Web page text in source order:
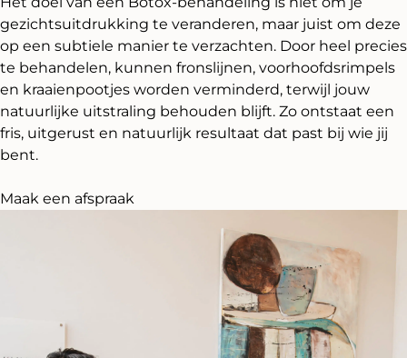
gezichtsuitdrukking te veranderen, maar juist om deze
op een subtiele manier te verzachten. Door heel precies
te behandelen, kunnen fronslijnen, voorhoofdsrimpels
en kraaienpootjes worden verminderd, terwijl jouw
natuurlijke uitstraling behouden blijft. Zo ontstaat een
fris, uitgerust en natuurlijk resultaat dat past bij wie jij
bent.
Maak een afspraak